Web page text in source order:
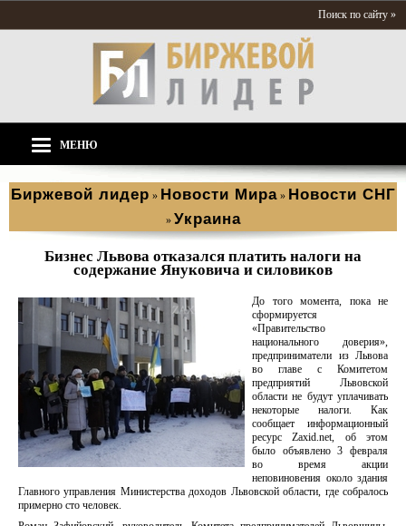
Поиск по сайту »
МЕНЮ
Биржевой лидер » Новости Мира » Новости СНГ
» Украина
Бизнес Львова отказался платить налоги на
содержание Януковича и силовиков
До того момента, пока не
сформируется
«Правительство
национального доверия»,
предприниматели из Львова
во главе с Комитетом
предприятий Львовской
области не будут уплачивать
некоторые налоги. Как
сообщает информационный
ресурс Zaxid.net, об этом
было объявлено 3 февраля
во время акции
неповиновения около здания
Главного управления Министерства доходов Львовской области, где собралось
примерно сто человек.